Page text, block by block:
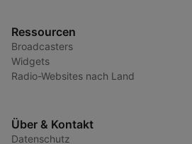
Ressourcen
Broadcasters
Widgets
Radio-Websites nach Land
Über & Kontakt
Datenschutz